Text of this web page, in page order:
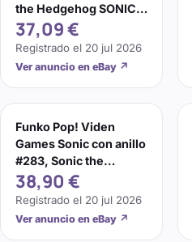
the Hedgehog SONIC
con Anillo # 283
37,09 €
Registrado el 20 jul 2026
Ver anuncio en eBay ↗
Funko Pop! Viden
Games Sonic con anillo
#283, Sonic the
Hedgehog
38,90 €
Registrado el 20 jul 2026
Ver anuncio en eBay ↗